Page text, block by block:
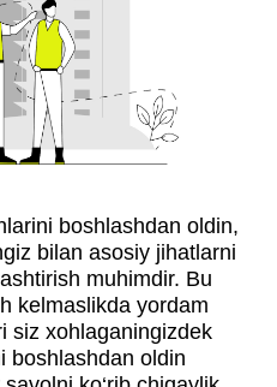
boshlashdan oldin,
bilan asosiy jihatlarni
muhimdir. Bu
kelmaslikda yordam
siz xohlaganingizdek
boshlashdan oldin